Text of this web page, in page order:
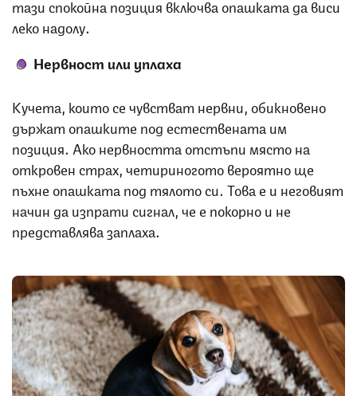
тази спокойна позиция включва опашката да виси
леко надолу.
Нервност или уплаха
Кучета, които се чувстват нервни, обикновено
държат опашките под естествената им
позиция. Ако нервността отстъпи място на
откровен страх, четириногото вероятно ще
пъхне опашката под тялото си. Това е и неговият
начин да изпрати сигнал, че е покорно и не
представлява заплаха.